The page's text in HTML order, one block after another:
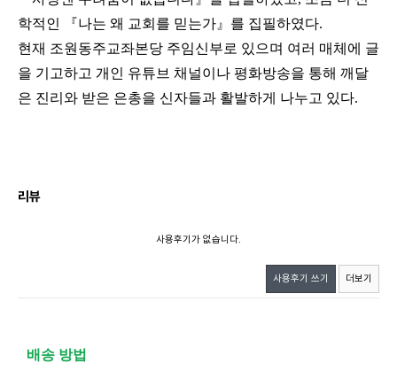
학적인 『나는 왜 교회를 믿는가』를 집필하였다.
현재 조원동주교좌본당 주임신부로 있으며 여러 매체에 글
을 기고하고 개인 유튜브 채널이나 평화방송을 통해 깨달
은 진리와 받은 은총을 신자들과 활발하게 나누고 있다.​
리뷰
사용후기가 없습니다.
사용후기 쓰기 더보기
배송 방법